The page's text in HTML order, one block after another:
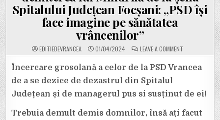
Spitalului Județean Focșani: „PSD își
face imagine pe sănătatea
vrâncenilor”
EDITIEDEVRANCEA 01/04/2024 LEAVE A COMMENT
PNL
REACȚIONEAZĂ
DUPĂ
MÎNDRILĂ
DE
SPITALULUI
Încercare grosolană a celor de la PSD Vrancea
de a se dezice de dezastrul din Spitalul
Județean și de managerul pus si susținut de ei!
Trebuia demult demis domnilor, însă ați facut